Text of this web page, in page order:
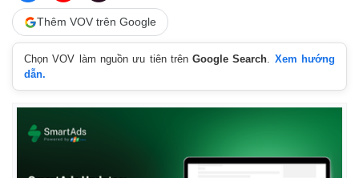
Thêm VOV trên Google
Chọn VOV làm nguồn ưu tiên trênGoogle Search. Xem hướng
dẫn.